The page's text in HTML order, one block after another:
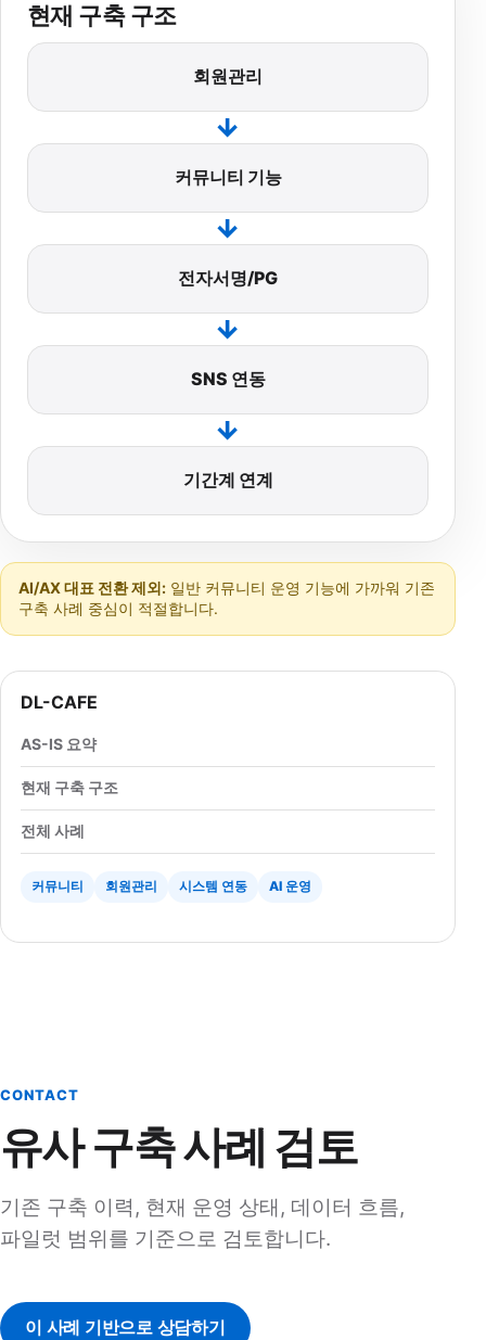
현재 구축 구조
회원관리
→
커뮤니티 기능
→
전자서명/PG
→
SNS 연동
→
기간계 연계
AI/AX 대표 전환 제외: 일반 커뮤니티 운영 기능에 가까워 기존
구축 사례 중심이 적절합니다.
DL-CAFE
AS-IS 요약
현재 구축 구조
전체 사례
커뮤니티 회원관리 시스템 연동 AI 운영
CONTACT
유사 구축 사례 검토
기존 구축 이력, 현재 운영 상태, 데이터 흐름,
파일럿 범위를 기준으로 검토합니다.
이 사례 기반으로 상담하기